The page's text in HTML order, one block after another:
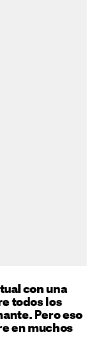
con una
todos los
Pero eso
en muchos